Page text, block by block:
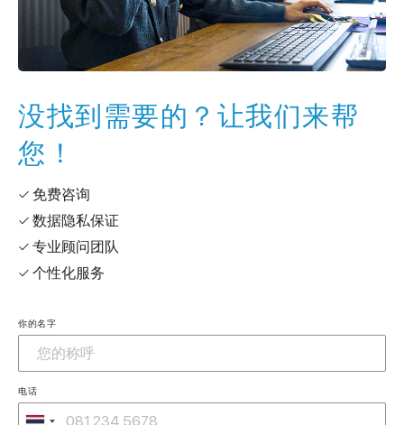
没找到需要的？让我们来帮
您！
✓ 免费咨询
✓ 数据隐私保证
✓ 专业顾问团队
✓ 个性化服务
你的名字
电话